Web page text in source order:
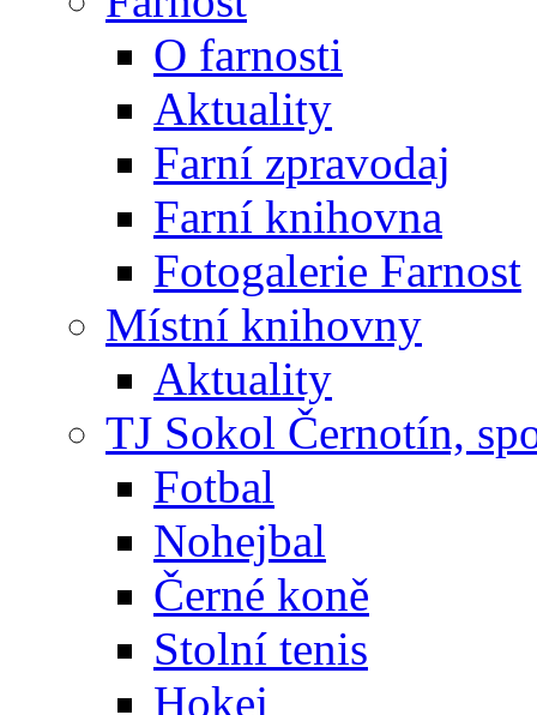
O farnosti
Aktuality
Farní zpravodaj
Farní knihovna
Fotogalerie Farnost
Místní knihovny
Aktuality
TJ Sokol Černotín,
Fotbal
Nohejbal
Černé koně
Stolní tenis
Hokej